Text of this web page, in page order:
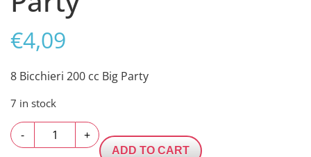
€4,09
8 Bicchieri 200 cc Big Party
7 in stock
-
Bicchieri
+
ADD TO CART